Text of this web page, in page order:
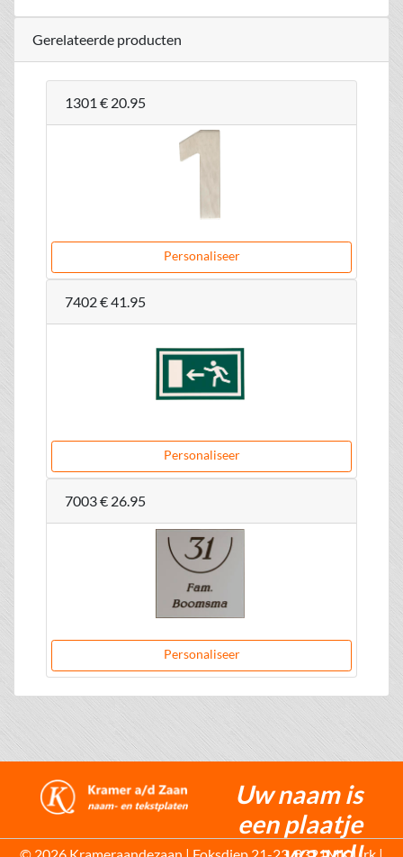
Gerelateerde producten
1301 € 20.95
Personaliseer
7402€ 41.95
Personaliseer
7003€ 26.95
Personaliseer
Uw naam is
een plaatje